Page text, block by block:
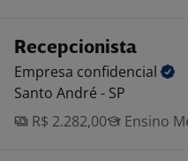
Recepcionista
Empresa confidencial
Santo André - SP
R$ 2.282,00
Ensino